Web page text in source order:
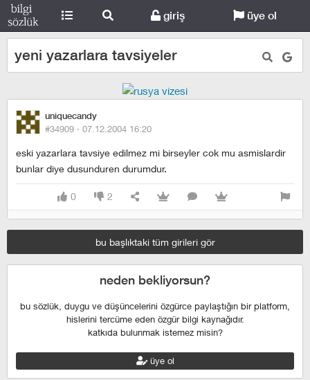
giriş üye ol
yeni yazarlara tavsiyeler
uniquecandy
#34909 · 07.12.2004 16:20
eski yazarlara tavsiye edilmez mi birseyler cok mu asmislardir
bunlar diye dusunduren durumdur.
0 2
bu başlıktaki tüm girileri gör
neden bekliyorsun?
bu sözlük, duygu ve düşüncelerini özgürce paylaştığın bir platform,
hislerini tercüme eden özgür bilgi kaynağıdır.
katkıda bulunmak istemez misin?
üye ol